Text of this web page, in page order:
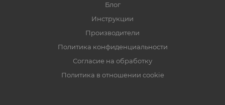
Блог
Инструкции
Производители
Политика конфиденциальности
Согласие на обработку
Политика в отношении cookie